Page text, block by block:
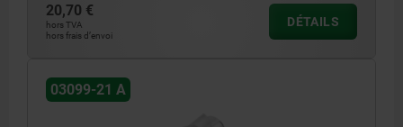
20,70 €
hors TVA
hors frais d’envoi
DÉTAILS
03099-21 A